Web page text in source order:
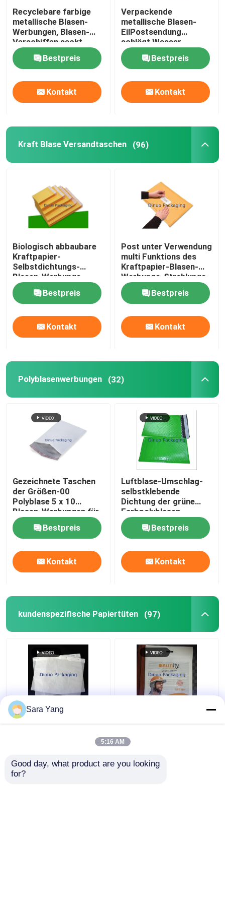
Alu-Folienbeutel
Drucksache-Kasten
Luftsäuletaschen
Recyclebare farbige
metallische Blasen-
Werbungen, Blasen-
Verschiffen sackt
feuchtigkeitsfestes ein
Bestpreis
Kontakt
Verpackende
metallische Blasen-
EilPostsendung
schlägt Wasser-
beständiges
kundenspezifisches
Logo ein
Bestpreis
Kontakt
Kraft Blase Versandtaschen (96)
Biologisch abbaubare
Kraftpapier-
Selbstdichtungs-
Blasen-Werbungs-
Größe 6 12,5 x 19 für
das Versenden
Bestpreis
Kontakt
Post unter Verwendung
multi Funktions des
Kraftpapier-Blasen-
Werbungs-Strahlungs-
Beweis-120x165
Bestpreis
Kontakt
Polyblasenwerbungen (32)
Gezeichnete Taschen
der Größen-00
Polyblase 5 x 10
Blasen-Werbungen für
Kurierdienst-Gebrauch
Bestpreis
Kontakt
Luftblase-Umschlag-
selbstklebende
Dichtung der grüne
Farbpolyblasen-
Werbungs-Größen-1
Bestpreis
Kontakt
kundenspezifische Papiertüten (97)
Vierdimensionaler
Kontinuumglaspapierbeutel
Bestpreis
Design-Dateien
Glaspapierumschlag
Bestpreis
Sara Yang
5:16 AM
Good day, what product are you looking
for?